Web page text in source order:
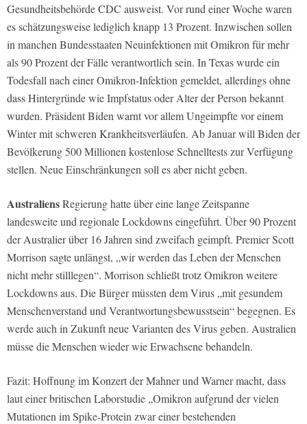
Gesundheitsbehörde CDC ausweist. Vor rund einer Woche waren
es schätzungsweise lediglich knapp 13 Prozent. Inzwischen sollen
in manchen Bundesstaaten Neuinfektionen mit Omikron für mehr
als 90 Prozent der Fälle verantwortlich sein. In Texas wurde ein
Todesfall nach einer Omikron-Infektion gemeldet, allerdings ohne
dass Hintergründe wie Impfstatus oder Alter der Person bekannt
wurden. Präsident Biden warnt vor allem Ungeimpfte vor einem
Winter mit schweren Krankheitsverläufen. Ab Januar will Biden der
Bevölkerung 500 Millionen kostenlose Schnelltests zur Verfügung
stellen. Neue Einschränkungen soll es aber nicht geben.
AustraliensRegierung hatte über eine lange Zeitspanne
landesweite und regionale Lockdowns eingeführt. Über 90 Prozent
der Australier über 16 Jahren sind zweifach geimpft. Premier Scott
Morrison sagte unlängst, „wir werden das Leben der Menschen
nicht mehr stilllegen“. Morrison schließt trotz Omikron weitere
Lockdowns aus. Die Bürger müssten dem Virus „mit gesundem
Menschenverstand und Verantwortungsbewusstsein“ begegnen. Es
werde auch in Zukunft neue Varianten des Virus geben. Australien
müsse die Menschen wieder wie Erwachsene behandeln.
Fazit: Hoffnung im Konzert der Mahner und Warner macht, dass
laut einer britischen Laborstudie „Omikron aufgrund der vielen
Mutationen im Spike-Protein zwar einer bestehenden